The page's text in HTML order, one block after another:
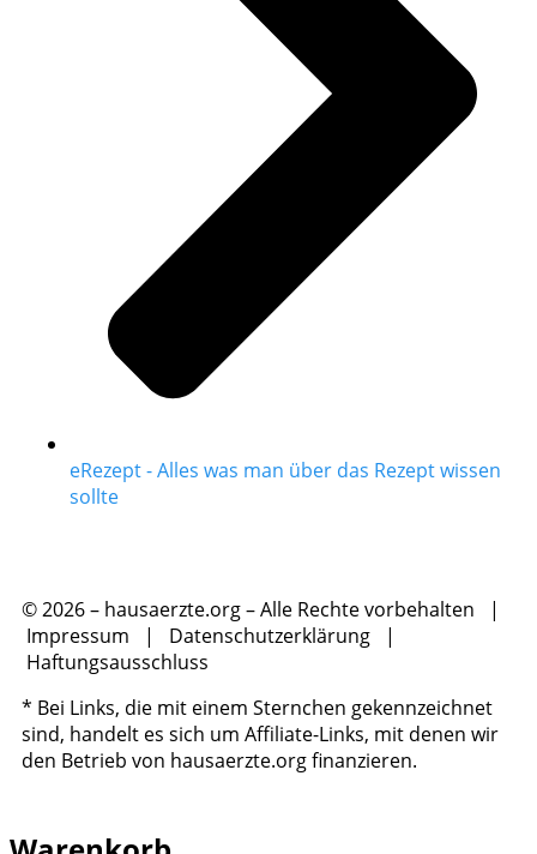
eRezept - Alles was man über das Rezept wissen
sollte
© 2026 – hausaerzte.org – Alle Rechte vorbehalten |
Impressum | Datenschutzerklärung |
Haftungsausschluss
* Bei Links, die mit einem Sternchen gekennzeichnet
sind, handelt es sich um Affiliate-Links, mit denen wir
den Betrieb von hausaerzte.org finanzieren.